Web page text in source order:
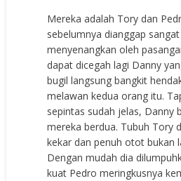
Mereka adalah Tory dan
sebelumnya dianggap
menyenangkan oleh
dapat dicegah lagi Danny
bugil langsung bangkit
melawan kedua orang itu.
sepintas sudah jelas, Danny
mereka berdua. Tubuh Tory
kekar dan penuh otot bukan
Dengan mudah dia
kuat Pedro meringkusnya